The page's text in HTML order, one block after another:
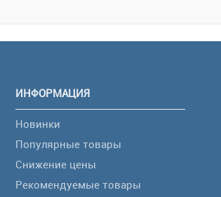
ИНФОРМАЦИЯ
Новинки
Популярные товары
Снижение цены
Рекомендуемые товары